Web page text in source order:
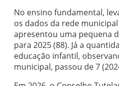
No ensino fundamental,
os dados da rede
apresentou uma pequena
para 2025 (88). Já a
educação infantil,
municipal, passou de 7